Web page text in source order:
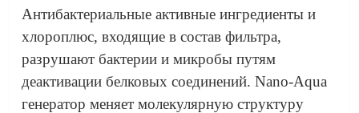
Антибактериальные активные ингредиенты и
хлороплюс, входящие в состав фильтра,
разрушают бактерии и микробы путям
деактивации белковых соединений. Nano-Aqua
генератор меняет молекулярную структуру